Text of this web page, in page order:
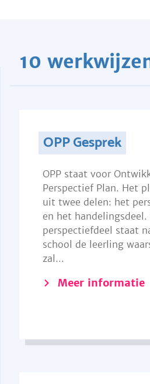
10
OPP Gesprek
OPP staat voor
Perspectief Plan. Het
uit twee delen: het
en het handelingsdeel.
perspectiefdeel staat
school de leerling
zal...
Meer informatie